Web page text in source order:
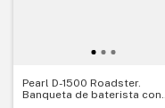
Pearl D-1500 Roadster.
Banqueta de baterista con